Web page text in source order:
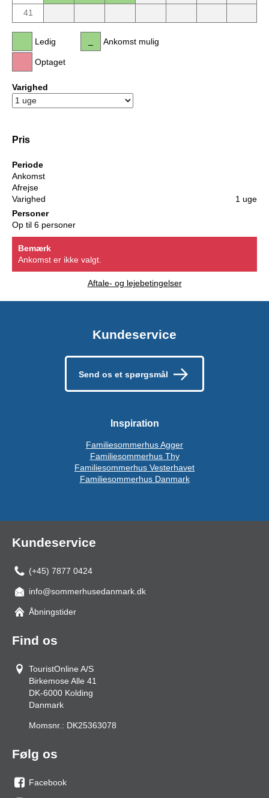
41
Ledig
Optaget
Ankomst mulig
Varighed
Pris
Periode
Ankomst
Afrejse
Varighed
1 uge
Personer
Op til 6 personer
Bemærk
Ankomst er ikke valgt.
Aftale- og lejebetingelser
Kundeservice
Send os et spørgsmål
Inspiration
Familiesommerhus Agger
Familiesommerhus Thy
Familiesommerhus Vesterhavet
Familiesommerhus Danmark
Kundeservice
(+45) 7877 0424
info@sommerhusedanmark.dk
Åbningstider
Find os
TouristOnline A/S
Birkemose Alle 41
DK-6000 Kolding
Danmark
Momsnr.: DK25363078
Følg os
Facebook